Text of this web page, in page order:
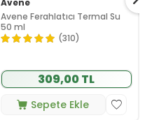
Avene
Avene Ferahlatıcı Termal Su
50 ml
(310)
309,00 TL
Sepete Ekle